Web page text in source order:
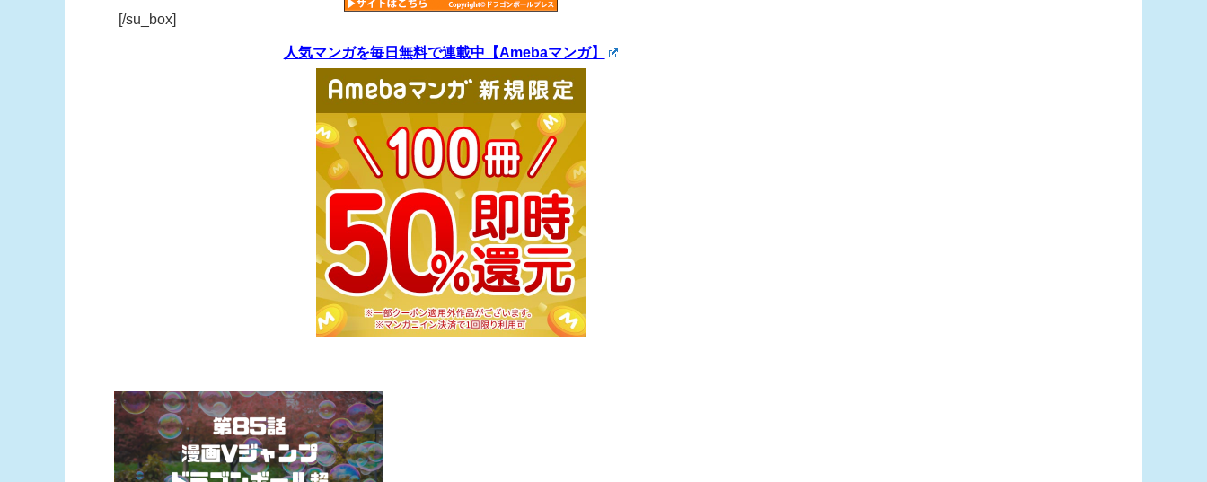
[/su_box]
人気マンガを毎日無料で連載中【Amebaマンガ】